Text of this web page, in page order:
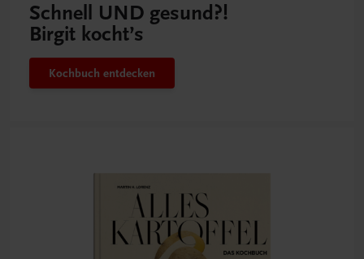
Schnell UND gesund?!
Birgit kocht’s
Kochbuch entdecken